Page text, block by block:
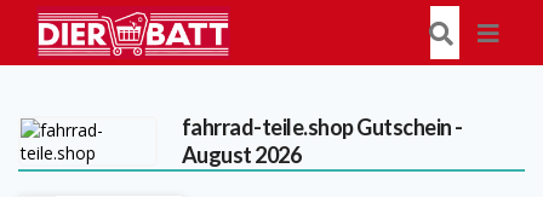
fahrrad-teile.shopGutschein -
August 2026